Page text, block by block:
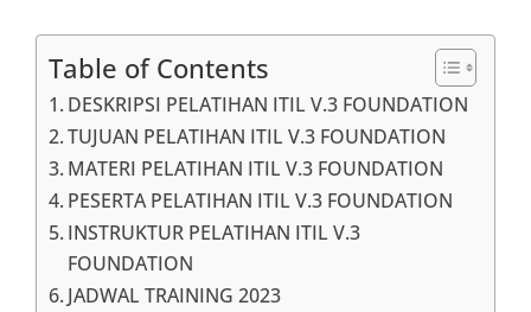
Table of Contents
DESKRIPSI PELATIHAN ITIL V.3 FOUNDATION
TUJUAN PELATIHAN ITIL V.3 FOUNDATION
MATERI PELATIHAN ITIL V.3 FOUNDATION
PESERTA PELATIHAN ITIL V.3 FOUNDATION
INSTRUKTUR PELATIHAN ITIL V.3
FOUNDATION
JADWAL TRAINING 2023